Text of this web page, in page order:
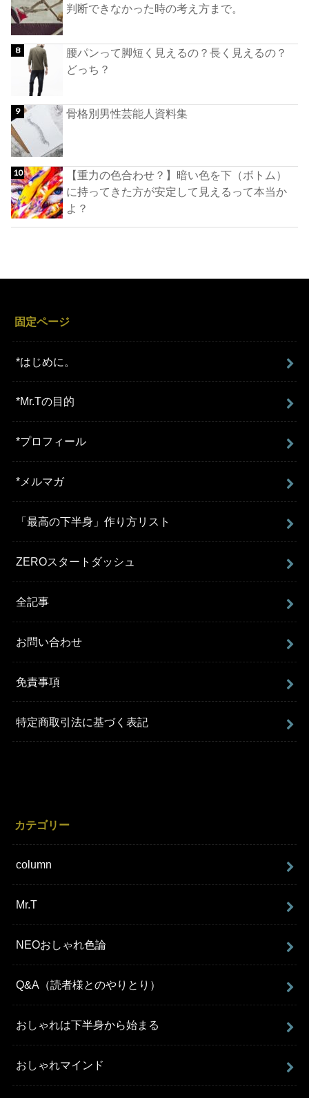
判断できなかった時の考え方まで。
腰パンって脚短く見えるの？長く見えるの？
どっち？
骨格別男性芸能人資料集
【重力の色合わせ？】暗い色を下（ボトム）
に持ってきた方が安定して見えるって本当か
よ？
固定ページ
*はじめに。
*Mr.Tの目的
*プロフィール
*メルマガ
「最高の下半身」作り方リスト
ZEROスタートダッシュ
全記事
お問い合わせ
免責事項
特定商取引法に基づく表記
カテゴリー
column
Mr.T
NEOおしゃれ色論
Q&A（読者様とのやりとり）
おしゃれは下半身から始まる
おしゃれマインド